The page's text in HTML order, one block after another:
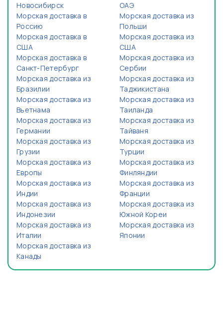
Новосибирск
Морская доставка в
Россию
Морская доставка в
США
Морская доставка в
Санкт-Петербург
Морская доставка из
Бразилии
Морская доставка из
Вьетнама
Морская доставка из
Германии
Морская доставка из
Грузии
Морская доставка из
Европы
Морская доставка из
Индии
Морская доставка из
Индонезии
Морская доставка из
Италии
Морская доставка из
Канады
ОАЭ
Морская доставка из
Польши
Морская доставка из
США
Морская доставка из
Сербии
Морская доставка из
Таджикистана
Морская доставка из
Таиланда
Морская доставка из
Тайваня
Морская доставка из
Турции
Морская доставка из
Финляндии
Морская доставка из
Франции
Морская доставка из
Южной Кореи
Морская доставка из
Японии